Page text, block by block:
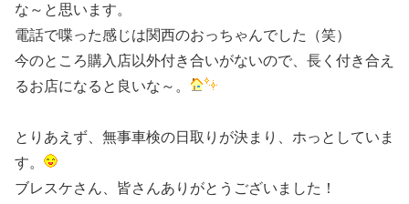
な～と思います。
電話で喋った感じは関西のおっちゃんでした（笑）
今のところ購入店以外付き合いがないので、長く付き合え
るお店になると良いな～。
とりあえず、無事車検の日取りが決まり、ホっとしていま
す。
ブレスケさん、皆さんありがとうございました！